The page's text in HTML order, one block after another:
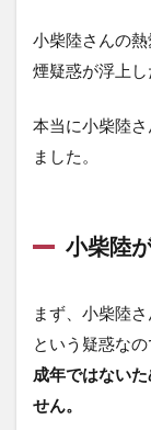
小柴陸さんの
煙疑惑が浮上し
本当に小柴陸
ました。
小柴陸
まず、小柴陸
という疑惑な
成年ではない
せん。